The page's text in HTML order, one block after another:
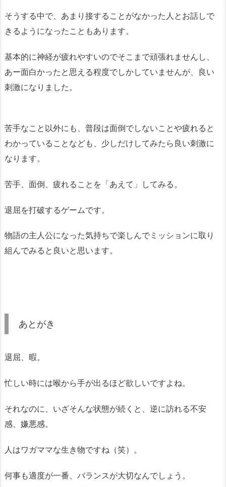
そうする中で、あまり接することがなかった人とお話しで
きるようになったこともあります。
基本的に神経が疲れやすいのでそこまで頑張れませんし、
あー面白かったと思える程度でしかしていませんが、良い
刺激になりました。
苦手なこと以外にも、普段は面倒でしないことや疲れると
わかっていることなども、少しだけしてみたら良い刺激に
なります。
苦手、面倒、疲れることを「あえて」してみる。
退屈を打破するゲームです。
物語の主人公になった気持ちで楽しんでミッションに取り
組んでみると良いと思います。
あとがき
退屈、暇。
忙しい時には喉から手が出るほど欲しいですよね。
それなのに、いざそんな状態が続くと、逆に訪れる不安
感、嫌悪感。
人はワガママな生き物ですね（笑）。
何事も適度が一番、バランスが大切なんでしょう。